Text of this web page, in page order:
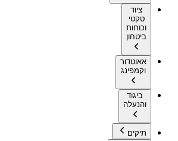
ציוד
טקטי
וכוחות
ביטחון
אאוטדור
וקמפינג
ביגוד
והנעלה
תיקים